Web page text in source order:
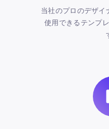
当社のプロのデザイ
使用できるテンプ